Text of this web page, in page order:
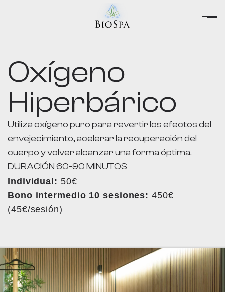
Oxígeno
Hiperbárico
Utiliza oxígeno puro para revertir los efectos del
envejecimiento, acelerar la recuperación del
cuerpo y volver alcanzar una forma óptima.
DURACIÓN 60-90 MINUTOS
Individual: 50€
Bono intermedio 10 sesiones: 450€
(45€/sesión)